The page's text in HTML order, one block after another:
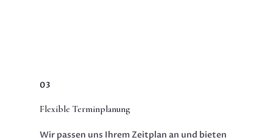
03
Flexible Terminplanung
Wir passen uns Ihrem Zeitplan an und bieten